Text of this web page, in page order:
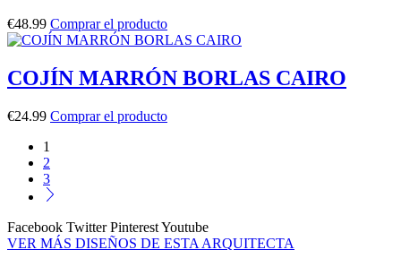
€48.99 Comprar el producto
COJÍN MARRÓN BORLAS CAIRO
€24.99 Comprar el producto
1
2
3
Facebook Twitter PinterestYoutube
VER MÁS DISEÑOS DE ESTA ARQUITECTA